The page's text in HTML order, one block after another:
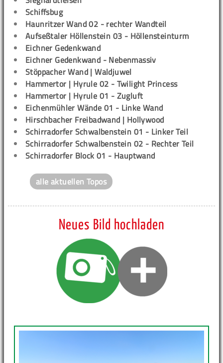
Schiffsbug
Haunritzer Wand 02 - rechter Wandteil
Aufseßtaler Höllenstein 03 - Höllensteinturm
Eichner Gedenkwand
Eichner Gedenkwand - Nebenmassiv
Stöppacher Wand | Waldjuwel
Hammertor | Hyrule 02 - Twilight Princess
Hammertor | Hyrule 01 - Zugluft
Eichenmühler Wände 01 - Linke Wand
Hirschbacher Freibadwand | Hollywood
Schirradorfer Schwalbenstein 01 - Linker Teil
Schirradorfer Schwalbenstein 02 - Rechter Teil
Schirradorfer Block 01 - Hauptwand
alle aktuellen Topos
Neues Bild hochladen